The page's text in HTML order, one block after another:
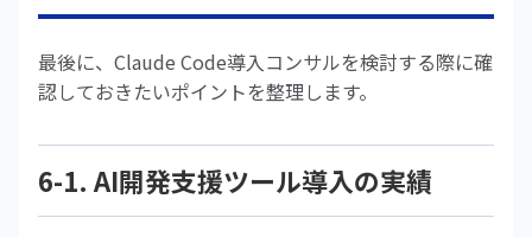
最後に、Claude Code導入コンサルを検討する際に確
認しておきたいポイントを整理します。
6-1. AI開発支援ツール導入の実績